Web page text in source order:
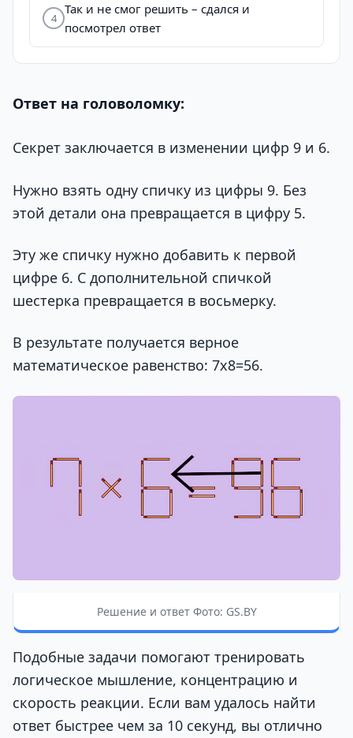
4
Так и не смог решить – сдался и
посмотрел ответ
Ответ на головоломку:
Секрет заключается в изменении цифр 9 и 6.
Нужно взять одну спичку из цифры 9. Без
этой детали она превращается в цифру 5.
Эту же спичку нужно добавить к первой
цифре 6. С дополнительной спичкой
шестерка превращается в восьмерку.
В результате получается верное
математическое равенство: 7х8=56.
Решение и ответ Фото: GS.BY
Подобные задачи помогают тренировать
логическое мышление, концентрацию и
скорость реакции. Если вам удалось найти
ответ быстрее чем за 10 секунд, вы отлично